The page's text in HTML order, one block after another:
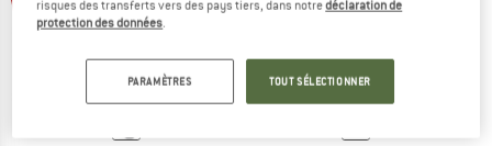
risques des transferts vers des pays tiers, dans notredéclaration de
protection des données.
PARAMÈTRES TOUT SÉLECTIONNER